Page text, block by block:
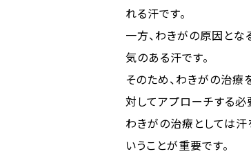
れる汗です。
一方、わきがの原因とな
気のある汗です。
そのため、わきがの治療
対してアプローチする必
わきがの治療としては
いうことが重要です。